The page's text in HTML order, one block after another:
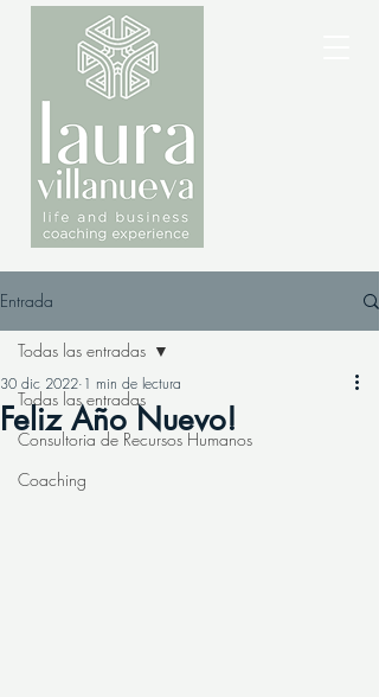
Entrada
Todas las entradas
Consultoria de Recursos Humanos
Coaching
Todas las entradas
Feliz Año Nuevo!
30 dic 2022 1 min de lectura